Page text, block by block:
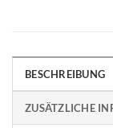
BESCHREIBUNG
ZUSÄTZLICHE